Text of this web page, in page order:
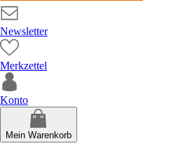
Newsletter
Merkzettel
Konto
Mein Warenkorb